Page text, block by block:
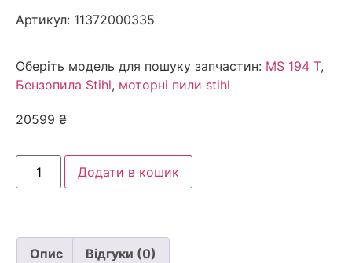
Артикул: 11372000335
Оберіть модель для пошуку запчастин: MS 194 T,
Бензопила Stihl, моторні пили stihl
20599 ₴
Додати в кошик
Опис Відгуки (0)